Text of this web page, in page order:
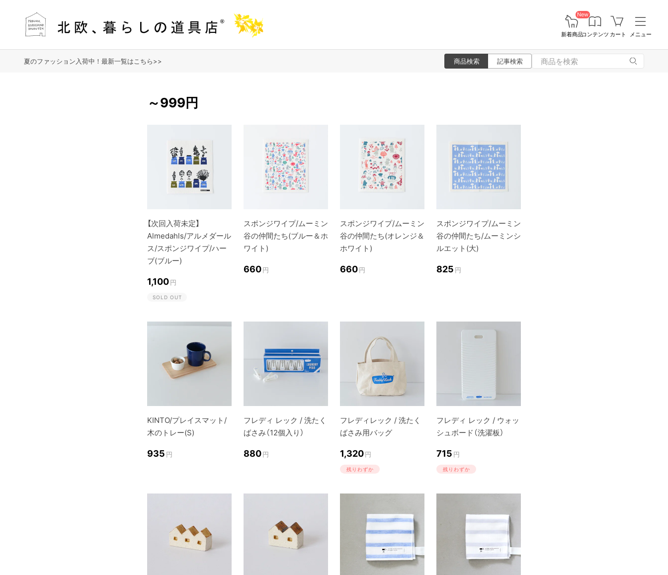
New
新着商品コンテンツ カート メニュー
夏のファッション入荷中！最新一覧はこちら>> 商品検索 記事検索
～999円
【次回入荷未定】
Almedahls/アルメダール
ス/スポンジワイプ/ハー
ブ(ブルー)
1,100円
SOLD OUT
スポンジワイプ/ムーミン
谷の仲間たち(ブルー＆ホ
ワイト)
660円
スポンジワイプ/ムーミン
谷の仲間たち(オレンジ＆
ホワイト)
660円
スポンジワイプ/ムーミン
谷の仲間たち/ムーミンシ
ルエット(大)
825 円
KINTO/プレイスマット/
木のトレー(S)
935 円
フレディ レック / 洗たく
ばさみ（12個入り）
880円
フレディレック / 洗たく
ばさみ用バッグ
1,320円
残りわずか
フレディ レック / ウォッ
シュボード（洗濯板）
715 円
残りわずか